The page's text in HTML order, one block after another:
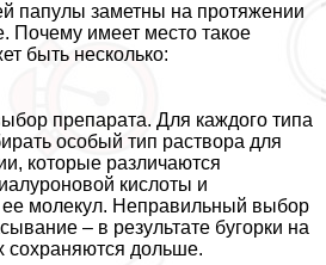
папулы заметны на протяжении
Почему имеет место такое
быть несколько:
препарата. Для каждого типа
особый тип раствора для
которые различаются
кислоты и
ее молекул. Неправильный выбор
– в результате бугорки на
сохраняются дольше.